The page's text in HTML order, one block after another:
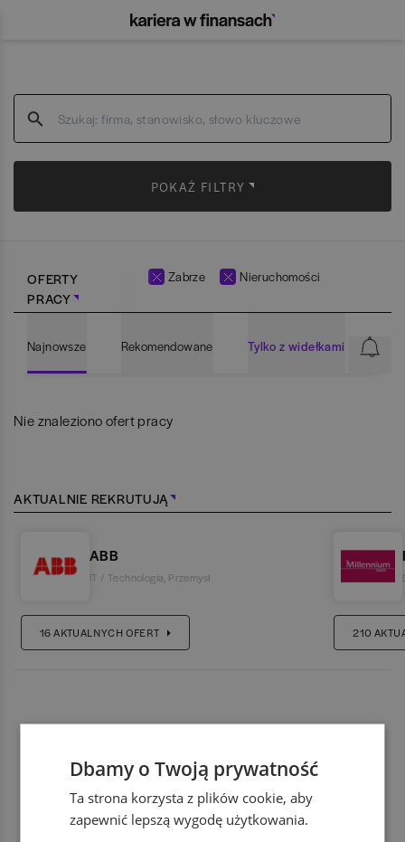
POKAŻ FILTRY
OFERTY
PRACY
Zabrze Nieruchomości
Najnowsze Rekomendowane Tylko z widełkami
Nie znaleziono ofert pracy
AKTUALNIE REKRUTUJĄ
ABB
IT / Technologia Przemysł
16AKTUALNYCH OFERT 210
Dbamy o Twoją prywatność
Ta strona korzysta z plików cookie, aby
zapewnić lepszą wygodę użytkowania.